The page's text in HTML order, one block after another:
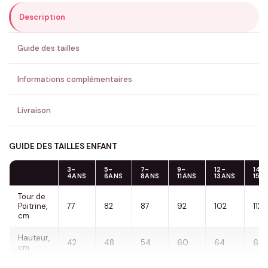
ENVOYER MA DEMANDE ✨
💚 Retour sous 24-48h🇫🇷 Flocage en France✅ Validation avant fabrication
Description
Guide des tailles
Informations complémentaires
Livraison
GUIDE DES TAILLES ENFANT
3-
4ANS
5-
6ANS
7-
8ANS
9-
11ANS
12-
13ANS
14-
Tour de
Poitrine,
cm
77 82 87 92 102 112
Hauteur,
cm
42 48 54 60 64 68